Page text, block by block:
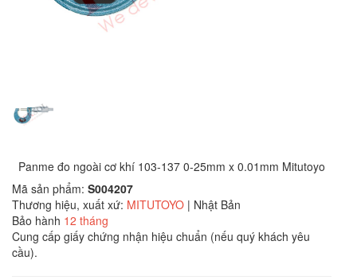
Panme đo ngoài cơ khí 103-137 0-25mm x 0.01mm Mitutoyo
Mã sản phẩm: S004207
Thương hiệu, xuất xứ: MITUTOYO | Nhật Bản
Bảo hành 12 tháng
Cung cấp giấy chứng nhận hiệu chuẩn (nếu quý khách yêu
cầu).